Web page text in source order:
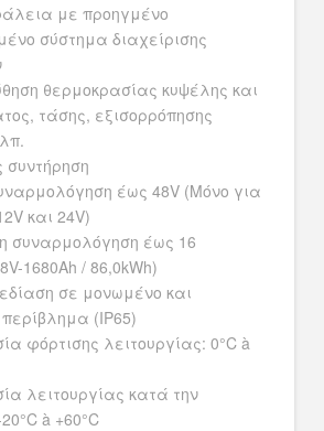
με προηγμένο
σύστημα διαχείρισης
θερμοκρασίας κυψέλης και
τάσης, εξισορρόπησης
συντήρηση
έως 48V (Μόνο για
και 24V)
συναρμολόγηση έως 16
1680Ah / 86,0kWh)
σε μονωμένο και
(IP65)
φόρτισης λειτουργίας: 0°C à
λειτουργίας κατά την
à +60°C